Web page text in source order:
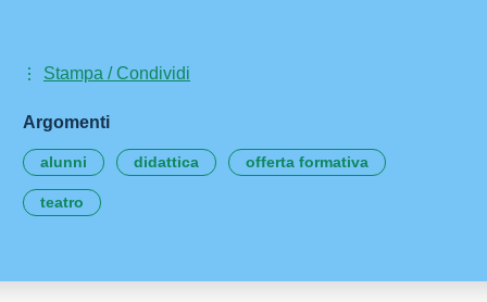
Stampa / Condividi
Argomenti
alunni didattica offerta formativa
teatro